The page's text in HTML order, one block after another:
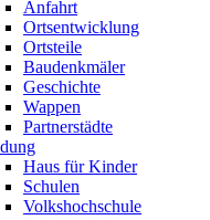
Anfahrt
Ortsentwicklung
Ortsteile
Baudenkmäler
Geschichte
Wappen
Partnerstädte
Haus für Kinder
Schulen
Volkshochschule